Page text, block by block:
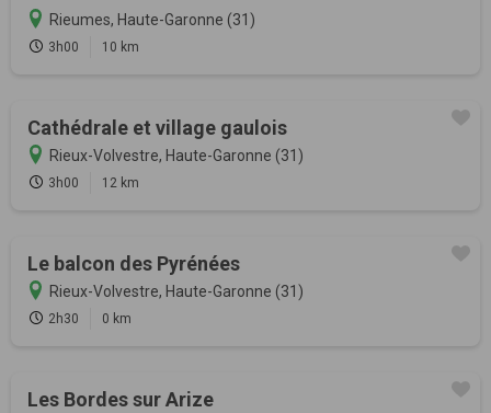
Rieumes, Haute-Garonne (31)
3h00 10 km
Cathédrale et village gaulois
Rieux-Volvestre, Haute-Garonne (31)
3h00 12 km
Le balcon des Pyrénées
Rieux-Volvestre, Haute-Garonne (31)
2h30 0 km
Les Bordes sur Arize